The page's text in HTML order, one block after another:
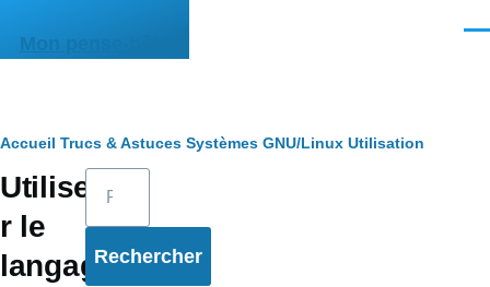
Mon pense-bête
Fil
d'Ariane
Accueil Trucs & Astuces Systèmes GNU/Linux Utilisation
Utilise
r le
langag
Rechercher